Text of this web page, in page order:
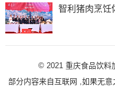
智利猪肉烹饪
© 2021重庆食品饮料
部分内容来自互联网 ,如果无